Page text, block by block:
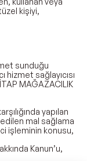
kişiyi,
sunduğu
hizmet sağlayıcısı
MAĞAZACILIK
yapılan
mal sağlama
işleminin konusu,
Kanun’u,